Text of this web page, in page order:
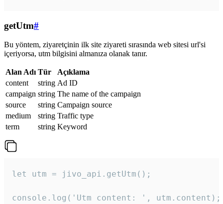
getUtm#
Bu yöntem, ziyaretçinin ilk site ziyareti sırasında web sitesi url'si
içeriyorsa, utm bilgisini almanıza olanak tanır.
Alan Adı Tür
Açıklama
content
string Ad ID
campaign string The name of the campaign
source
string Campaign source
medium
string Traffic type
term
string Keyword
let utm = jivo_api.getUtm();
console.log('Utm content: ', utm.content);